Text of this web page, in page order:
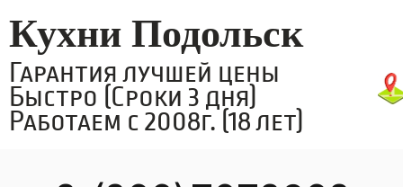
Кухни Подольск
Гарантия лучшей цены
Быстро (Сроки 3 дня)
Работаем с 2008г. (18 лет)